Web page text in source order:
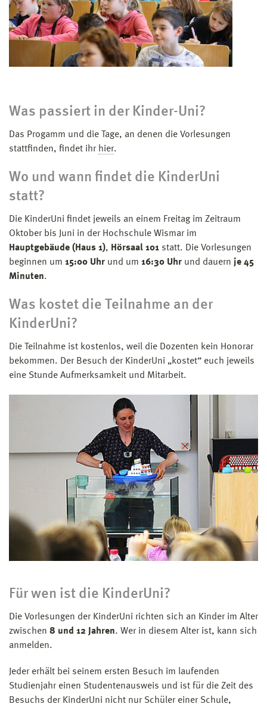
Was passiert in der Kinder-Uni?
Das Progamm und die Tage, an denen die Vorlesungen
stattfinden, findet ihr hier.
Wo und wann findet die KinderUni
statt?
Die KinderUni findet jeweils an einem Freitag im Zeitraum
Oktober bis Juni in der Hochschule Wismar im
Hauptgebäude (Haus 1), Hörsaal 101 statt. Die Vorlesungen
beginnen um 15:00 Uhr und um 16:30 Uhr und dauern je 45
Minuten.
Was kostet die Teilnahme an der
KinderUni?
Die Teilnahme ist kostenlos, weil die Dozenten kein Honorar
bekommen. Der Besuch der KinderUni „kostet“ euch jeweils
eine Stunde Aufmerksamkeit und Mitarbeit.
Für wen ist die KinderUni?
Die Vorlesungen der KinderUni richten sich an Kinder im Alter
zwischen 8 und 12 Jahren. Wer in diesem Alter ist, kann sich
anmelden.
Jeder erhält bei seinem ersten Besuch im laufenden
Studienjahr einen Studentenausweis und ist für die Zeit des
Besuchs der KinderUni nicht nur Schüler einer Schule,